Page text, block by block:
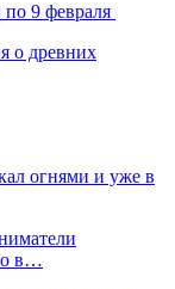
по 9 февраля
о древних
огнями и уже в
в…